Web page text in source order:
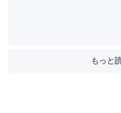
ちょうど同じ理由でEcho
とかSpotifyを支払う孝行もで
り時間を日数にすると1週間と
─たまにLINEするくらいだった遠方
コミュニケーションが劇的に変化し
もっと